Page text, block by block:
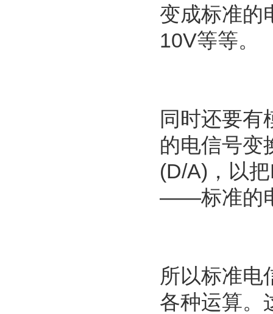
变成标准
10V等等。
同时还要有
的电信号变
(D/A)，以
——标准的
所以标准电
各种运算。